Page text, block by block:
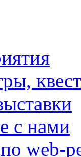
с нами
web-